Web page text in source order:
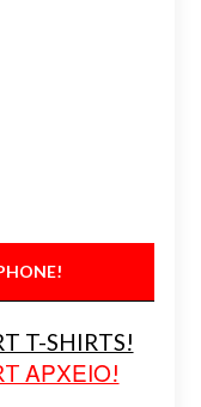
T-SHIRTS!
ΑΡΧΕΙΟ!